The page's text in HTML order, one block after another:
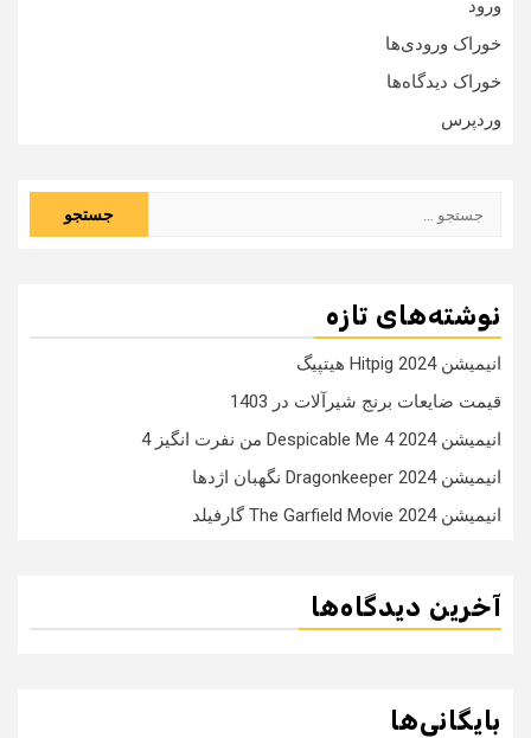
ورود
خوراک ورودی‌ها
خوراک دیدگاه‌ها
وردپرس
نوشته‌های تازه
انیمیشن Hitpig 2024 هیتپیگ
قیمت ضایعات برنج شیرآلات در 1403
انیمیشن Despicable Me 4 2024 من نفرت انگیز 4
انیمیشن Dragonkeeper 2024 نگهبان اژدها
انیمیشن The Garfield Movie 2024 گارفیلد
آخرین دیدگاه‌ها
بایگانی‌ها